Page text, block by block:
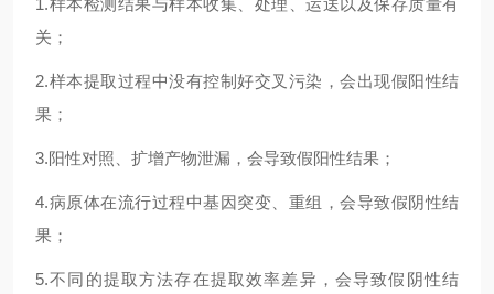
1.样本检测结果与样本收集、处理、运送以及保存质量有
关；
2.样本提取过程中没有控制好交叉污染，会出现假阳性结
果；
3.阳性对照、扩增产物泄漏，会导致假阳性结果；
4.病原体在流行过程中基因突变、重组，会导致假阴性结
果；
5.不同的提取方法存在提取效率差异，会导致假阴性结